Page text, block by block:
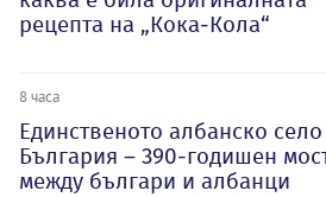
рецепта на „Кока-Кола“
8 часа
Единственото албанско
България – 390-годишен
между българи и албанци